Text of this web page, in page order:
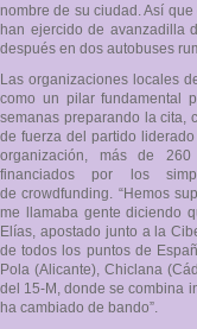
nombre de su ciudad. Así
han ejercido de avanzadilla
después en dos autobuses
Las organizaciones locales
como un pilar fundamental
semanas preparando la cita,
de fuerza del partido
organización, más de
financiados por los
de crowdfunding. “Hemos
me llamaba gente diciendo
Elías, apostado junto a la
de todos los puntos de
Pola (Alicante), Chiclana
del 15-M, donde se combina
ha cambiado de bando”.